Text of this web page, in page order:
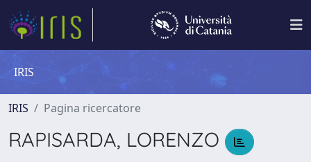
IRIS
IRIS Pagina ricercatore
RAPISARDA, LORENZO